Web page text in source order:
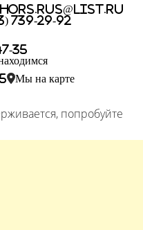
hors.rus@list.ru
739-29-92
35
Мы на карте
попробуйте